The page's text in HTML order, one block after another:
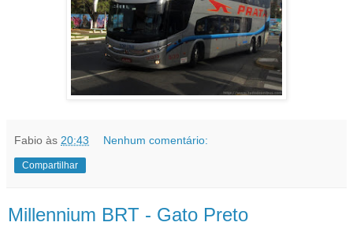
Fabio às 20:43 Nenhum comentário:
Compartilhar
Millennium BRT - Gato Preto